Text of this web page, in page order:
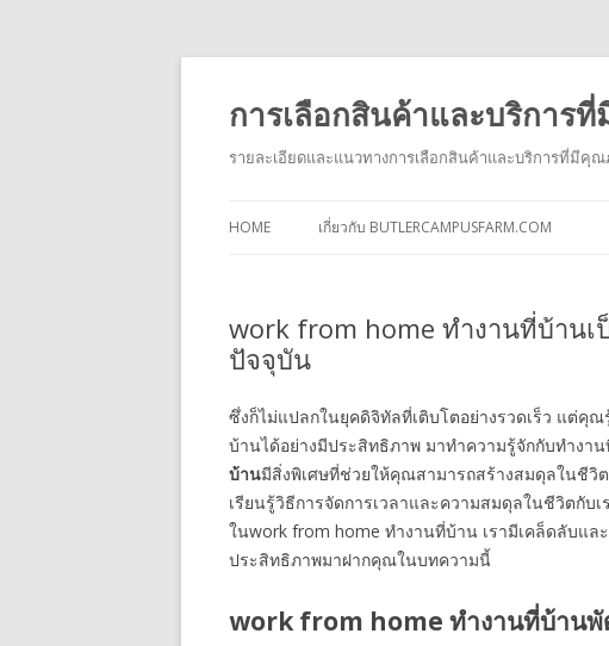
การเลือกสินค้าและบริการ
รายละเอียดและแนวทางการเลือกสินค้าและบริการที่มี
HOME เกี่ยวกับ BUTLERCAMPUSFARM.COM
work from home ทำงานที่บ้าน
ปัจจุบัน
ซึ่งก็ไม่แปลกในยุคดิจิทัลที่เติบโตอย่างรวดเร็ว แต่
บ้านได้อย่างมีประสิทธิภาพ มาทำความรู้จักกับทำงา
บ้านมีสิ่งพิเศษที่ช่วยให้คุณสามารถสร้างสมดุลในชีวิ
เรียนรู้วิธีการจัดการเวลาและความสมดุลในชีวิตกั
ในwork from home ทำงานที่บ้าน เรามีเคล็ดลับแ
ประสิทธิภาพมาฝากคุณในบทความนี้
work from home ทำงานที่บ้านพั